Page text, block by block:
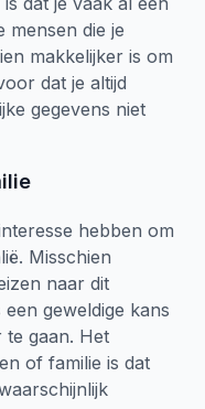
mensen die je
makkelijker is om
dat je altijd
gegevens niet
hebben om
Misschien
naar dit
geweldige kans
gaan. Het
of familie is dat